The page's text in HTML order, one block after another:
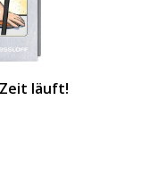
läuft!